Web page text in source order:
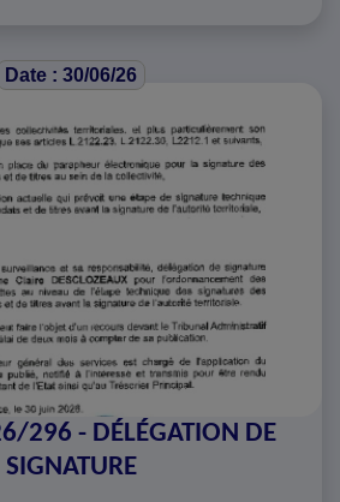
Date : 30/06/26
296 - DÉLÉGATION DE
SIGNATURE